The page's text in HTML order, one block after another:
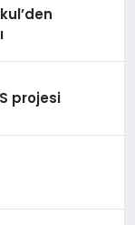
projesi